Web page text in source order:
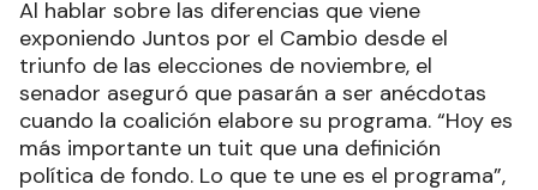
Al hablar sobre las diferencias que viene
exponiendo Juntos por el Cambio desde el
triunfo de las elecciones de noviembre, el
senador aseguró que pasarán a ser anécdotas
cuando la coalición elabore su programa. “Hoy es
más importante un tuit que una definición
política de fondo. Lo que te une es el programa”,